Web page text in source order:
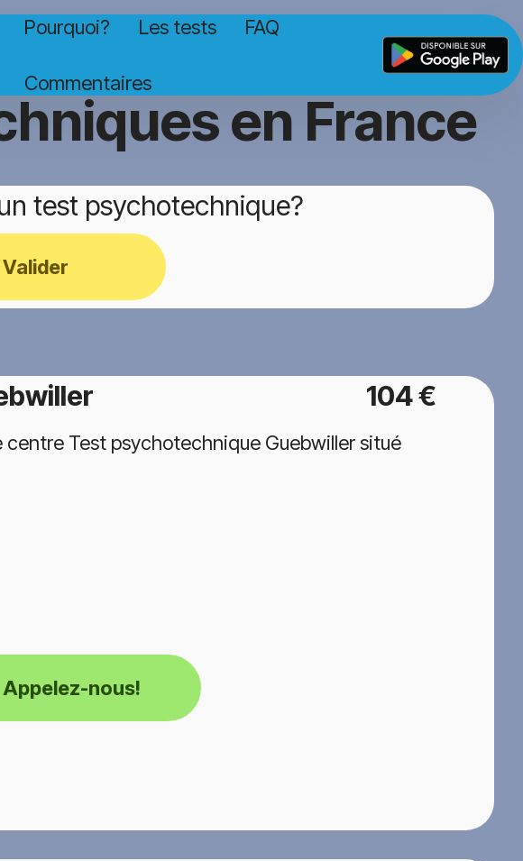
Pourquoi? Les tests FAQ
Commentaires
en France
test psychotechnique?
Valider
104 €
Test psychotechnique Guebwiller situé
Appelez-nous!